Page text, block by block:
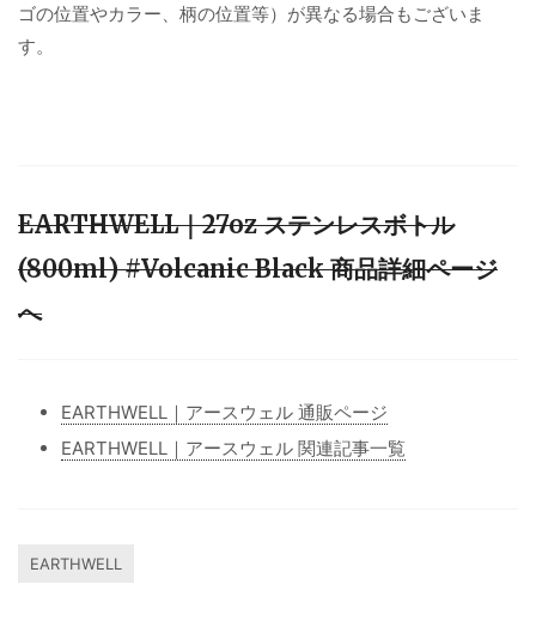
ゴの位置やカラー、柄の位置等）が異なる場合もございま
す。
EARTHWELL｜27oz ステンレスボトル
(800ml) #Volcanic Black 商品詳細ページ
へ
EARTHWELL｜アースウェル 通販ページ
EARTHWELL｜アースウェル 関連記事一覧
EARTHWELL